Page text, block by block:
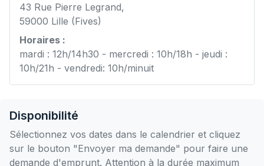
43 Rue Pierre Legrand,
59000 Lille (Fives)
Horaires :
mardi : 12h/14h30 - mercredi : 10h/18h - jeudi :
10h/21h - vendredi: 10h/minuit
Disponibilité
Sélectionnez vos dates dans le calendrier et cliquez
sur le bouton "Envoyer ma demande" pour faire une
demande d'emprunt. Attention à la durée maximum